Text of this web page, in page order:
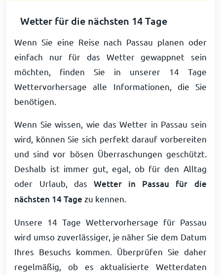
Wetter für die nächsten 14 Tage
Wenn Sie eine Reise nach Passau planen oder
einfach nur für das Wetter gewappnet sein
möchten, finden Sie in unserer 14 Tage
Wettervorhersage alle Informationen, die Sie
benötigen.
Wenn Sie wissen, wie das Wetter in Passau sein
wird, können Sie sich perfekt darauf vorbereiten
und sind vor bösen Überraschungen geschützt.
Deshalb ist immer gut, egal, ob für den Alltag
oder Urlaub, das Wetter in Passau für die
nächsten 14 Tage zu kennen.
Unsere 14 Tage Wettervorhersage für Passau
wird umso zuverlässiger, je näher Sie dem Datum
Ihres Besuchs kommen. Überprüfen Sie daher
regelmäßig, ob es aktualisierte Wetterdaten